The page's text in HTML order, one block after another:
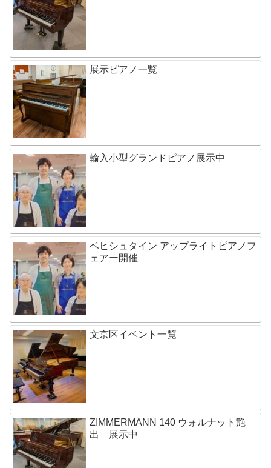
展示ピアノ一覧
輸入小型グランドピアノ展示中
ベヒシュタイン アップライトピアノフ
ェアー開催
文京区イベント一覧
ZIMMERMANN 140 ウォルナット艶
出 展示中